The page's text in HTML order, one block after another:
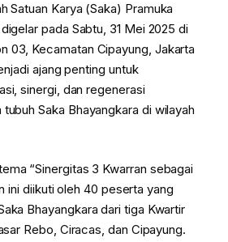
Satuan Karya (Saka) Pramuka
pada Sabtu, 31 Mei 2025 di
03, Kecamatan Cipayung, Jakarta
ajang penting untuk
sinergi, dan regenerasi
Saka Bhayangkara di wilayah
“Sinergitas 3 Kwarran sebagai
ini diikuti oleh 40 peserta yang
Bhayangkara dari tiga Kwartir
Rebo, Ciracas, dan Cipayung.